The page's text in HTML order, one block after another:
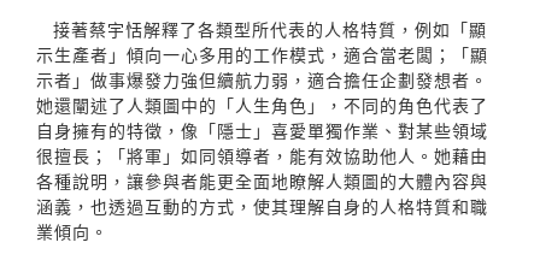
接著蔡宇恬解釋了各類型所代表的人格特質，例如「顯
示生產者」傾向一心多用的工作模式，適合當老闆；「顯
示者」做事爆發力強但續航力弱，適合擔任企劃發想者。
她還闡述了人類圖中的「人生角色」，不同的角色代表了
自身擁有的特徵，像「隱士」喜愛單獨作業、對某些領域
很擅長；「將軍」如同領導者，能有效協助他人。她藉由
各種說明，讓參與者能更全面地瞭解人類圖的大體內容與
涵義，也透過互動的方式，使其理解自身的人格特質和職
業傾向。